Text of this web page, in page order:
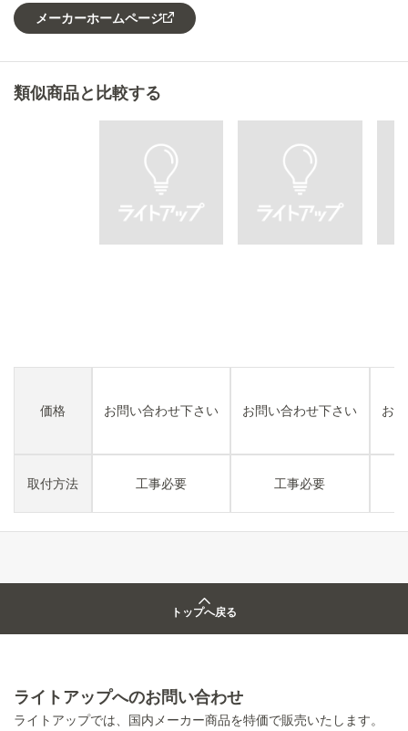
メーカーホームページ
類似商品と比較する
価格
取付方法
お問い合わせ下さい
工事必要
お問い合わせ下さい
工事必要
お
トップへ戻る
ライトアップへのお問い合わせ
ライトアップでは、国内メーカー商品を特価で販売いたします。